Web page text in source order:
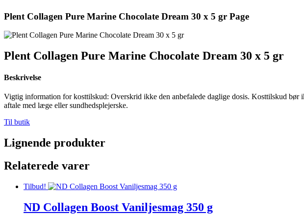
Plent Collagen Pure Marine Chocolate Dream 30 x 5 gr Page
Plent Collagen Pure Marine Chocolate Dream 30 x 5 gr
Beskrivelse
Vigtig information for kosttilskud: Overskrid ikke den anbefalede daglige dosis. Kosttilskud
aftale med læge eller sundhedsplejerske.
Til butik
Lignende produkter
Relaterede varer
Tilbud!
ND Collagen Boost Vaniljesmag 350 g